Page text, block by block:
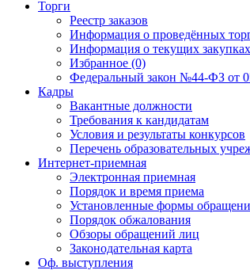
Торги
Реестр заказов
Информация о проведённых
Информация о текущих закупках
Избранное (0)
Федеральный закон №44-ФЗ от
Кадры
Вакантные должности
Требования к кандидатам
Условия и результаты конкурсов
Перечень образовательных
Интернет-приемная
Электронная приемная
Порядок и время приема
Установленные формы
Порядок обжалования
Обзоры обращений лиц
Законодательная карта
Оф. выступления